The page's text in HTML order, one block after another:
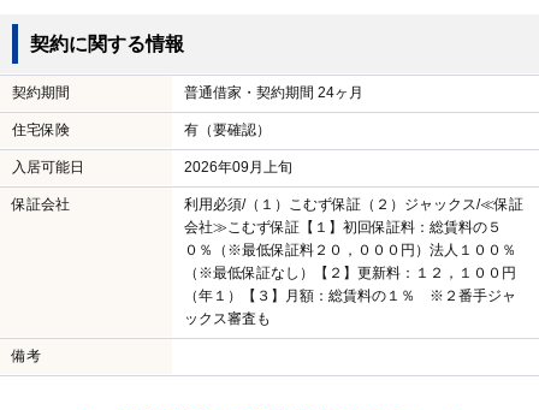
契約に関する情報
契約期間 普通借家・契約期間 24ヶ月
住宅保険 有（要確認）
入居可能日 2026年09月上旬
保証会社
利用必須/（１）こむず保証（２）ジャックス/≪保証
会社≫こむず保証【１】初回保証料：総賃料の５
０％（※最低保証料２０，０００円）法人１００％
（※最低保証なし）【２】更新料：１２，１００円
（年１）【３】月額：総賃料の１％ ※２番手ジャ
ックス審査も
備考